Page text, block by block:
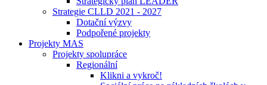
Strategie CLLD 2021 - 2027
Dotační výzvy
Podpořené projekty
Projekty MAS
Projekty spolupráce
Regionální
Klikni a vykroč!